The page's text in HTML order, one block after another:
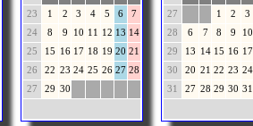
23
1 2 3 4 5 6
7
24
8 9 10 11 12 13 14
25
15 16 17 18 19 20 21
26
22 23 24 25 26 27 28
27
29 30
27
1 2
3
28
6 7 8 9
10
29
13 14 15 16 17
30
20 21 22 23 24
31
27 28 29 30 31